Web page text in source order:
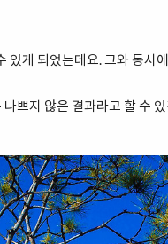
있게 되었는데요. 그와 동시
쁘지 않은 결과라고 할 수